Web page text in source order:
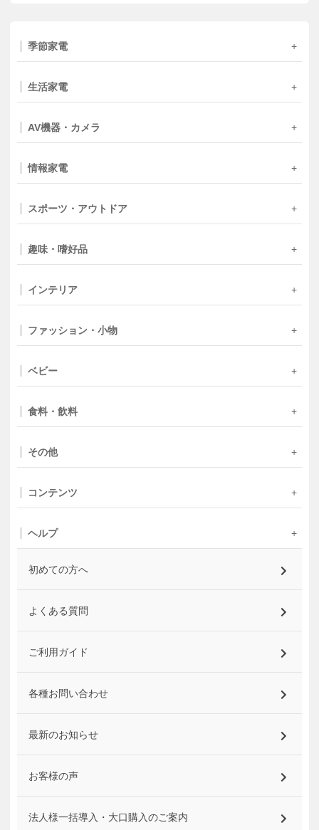
季節家電
生活家電
AV機器・カメラ
情報家電
スポーツ・アウトドア
趣味・嗜好品
インテリア
ファッション・小物
ベビー
食料・飲料
その他
コンテンツ
ヘルプ
初めての方へ
よくある質問
ご利用ガイド
各種お問い合わせ
最新のお知らせ
お客様の声
法人様一括導入・大口購入のご案内